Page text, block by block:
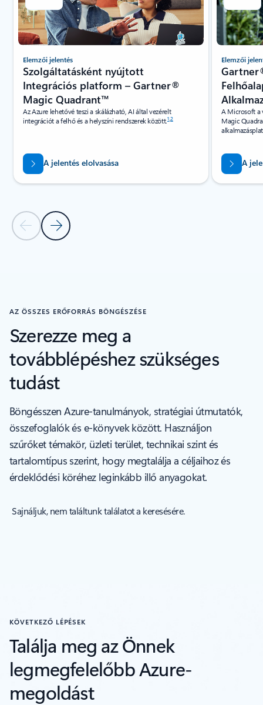
Előző diaKövetkező dia
Elemzői jelentés
Szolgáltatásként nyújtott
Integrációs platform – Gartner®
Magic Quadrant™
Az Azure lehetővé teszi a skálázható, AI által vezérelt
integrációt a felhő és a helyszíni rendszerek között.1,2
A jelentés elolvasása
Elemzői
A Microsoft a
Magic
A
AZ ÖSSZES ERŐFORRÁS BÖNGÉSZÉSE
Szerezze meg a
továbblépéshez szükséges
tudást
Böngésszen Azure-tanulmányok, stratégiai útmutatók,
összefoglalók és e-könyvek között. Használjon
szűrőket témakör, üzleti terület, technikai szint és
tartalomtípus szerint, hogy megtalálja a céljaihoz és
érdeklődési köréhez leginkább illő anyagokat.
KÖVETKEZŐ LÉPÉSEK
Találja meg az Önnek
legmegfelelőbb Azure-
megoldást